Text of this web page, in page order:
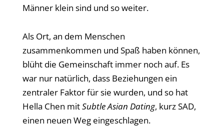
Männer klein sind und so weiter.
Als Ort, an dem Menschen
zusammenkommen und Spaß haben können,
blüht die Gemeinschaft immer noch auf. Es
war nur natürlich, dass Beziehungen ein
zentraler Faktor für sie wurden, und so hat
Hella Chen mitSubtle Asian Dating, kurz SAD,
einen neuen Weg eingeschlagen.